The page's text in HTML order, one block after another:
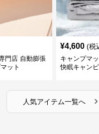
門店 自動膨張
ット
¥4,600 (税
キャンプマ
快眠キャン
人気アイテム一覧へ ›